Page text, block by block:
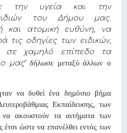
την υγεία και την
του Δήμου μας.
και ατομική ευθύνη, να
τις οδηγίες των ειδικών,
σε χαμηλό επίπεδο τα
μας“δήλωσε μεταξύ άλλων ο
να δοθεί ένα δημόσιο βήμα
Εκπαίδευσης, των
ακουστούν τα αιτήματα των
ώστε να επανέλθει εντός των